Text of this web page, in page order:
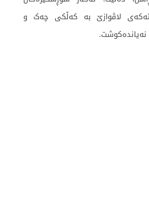
لاڤوازێ بە کەڵکی چەک و